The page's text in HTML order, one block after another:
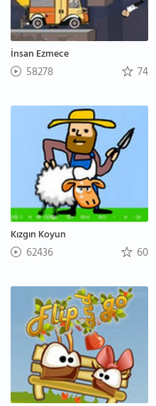
İnsan Ezmece
58278 74
Kızgın Koyun
62436 60